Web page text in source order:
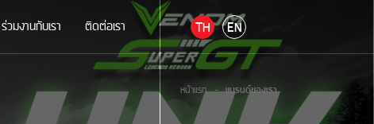
ร่วมงานกับเรา ติดต่อเรา TH EN
หน้าแรก - แบรนด์ของเรา